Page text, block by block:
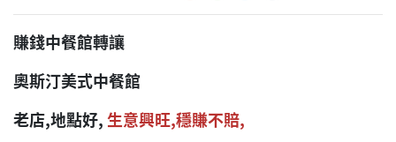
賺錢中餐館轉讓
奧斯汀美式中餐館
老店,地點好,生意興旺,穩賺不賠,